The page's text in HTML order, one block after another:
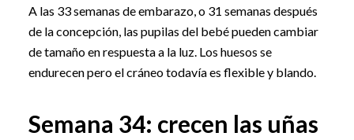
A las 33 semanas de embarazo, o 31 semanas después
de la concepción, las pupilas del bebé pueden cambiar
de tamaño en respuesta a la luz. Los huesos se
endurecen pero el cráneo todavía es flexible y blando.
Semana 34: crecen las uñas